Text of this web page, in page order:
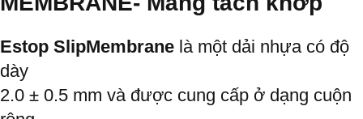
Estop SlipMembrane là một dải nhựa có độ
dày
2.0 ± 0.5 mm và được cung cấp ở dạng cuộn